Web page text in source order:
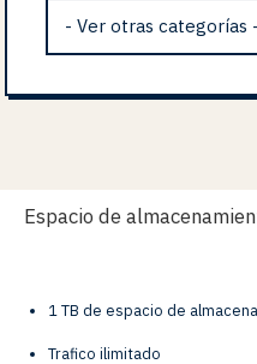
Espacio de
1 TB de espacio de
Trafico ilimitado